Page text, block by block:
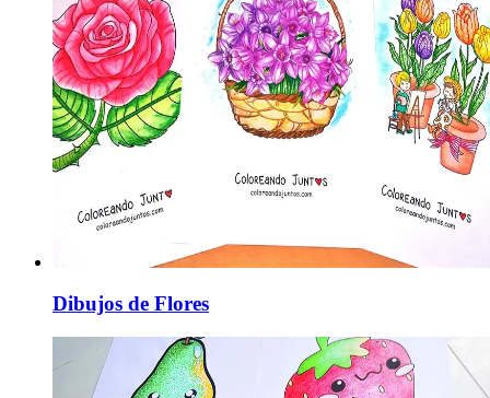
Dibujos de Flores